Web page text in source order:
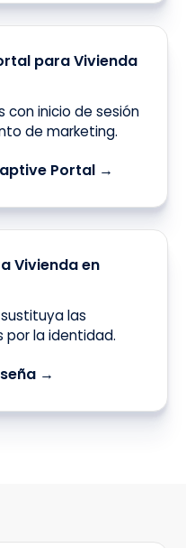
para Vivienda
con inicio de sesión
de marketing.
Portal →
Vivienda en
sustituya las
la identidad.
→